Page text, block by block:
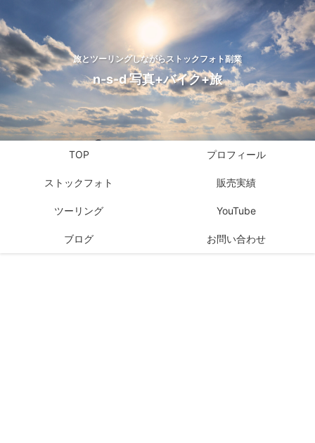
旅とツーリングしながらストックフォト副業
n-s-d 写真+バイク+旅
TOP プロフィール
ストックフォト 販売実績
ツーリング YouTube
ブログ お問い合わせ